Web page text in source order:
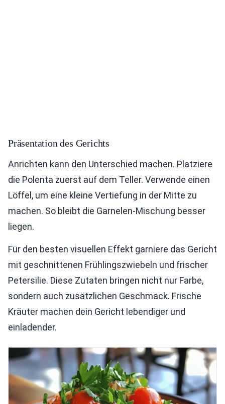
Präsentation des Gerichts
Anrichten kann den Unterschied machen. Platziere
die Polenta zuerst auf dem Teller. Verwende einen
Löffel, um eine kleine Vertiefung in der Mitte zu
machen. So bleibt die Garnelen-Mischung besser
liegen.
Für den besten visuellen Effekt garniere das Gericht
mit geschnittenen Frühlingszwiebeln und frischer
Petersilie. Diese Zutaten bringen nicht nur Farbe,
sondern auch zusätzlichen Geschmack. Frische
Kräuter machen dein Gericht lebendiger und
einladender.